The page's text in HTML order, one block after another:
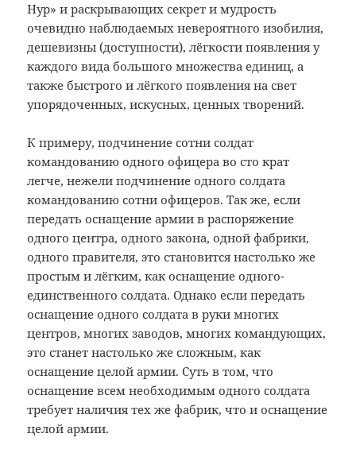
Нур» и раскрывающих секрет и мудрость
очевидно наблюдаемых невероятного изобилия,
дешевизны (доступности), лёгкости появления у
каждого вида большого множества единиц, а
также быстрого и лёгкого появления на свет
упорядоченных, искусных, ценных творений.
К примеру, подчинение сотни солдат
командованию одного офицера во сто крат
легче, нежели подчинение одного солдата
командованию сотни офицеров. Так же, если
передать оснащение армии в распоряжение
одного центра, одного закона, одной фабрики,
одного правителя, это становится настолько же
простым и лёгким, как оснащение одного-
единственного солдата. Однако если передать
оснащение одного солдата в руки многих
центров, многих заводов, многих командующих,
это станет настолько же сложным, как
оснащение целой армии. Суть в том, что
оснащение всем необходимым одного солдата
требует наличия тех же фабрик, что и оснащение
целой армии.